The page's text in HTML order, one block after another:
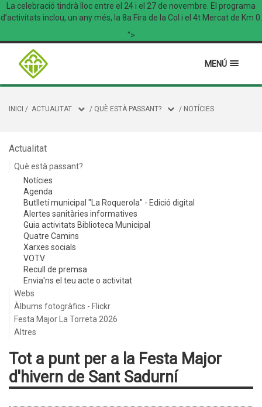
La celebració tindrà lloc entre el 24 i el 27 de novembre. El programa
d’activitats inclou, un any més, la 8a Fira de la Col i el 4t Mercat de Km 0.
">
MENÚ
INICI / ACTUALITAT / QUÈ ESTÀ PASSANT? / NOTÍCIES
Actualitat
Què està passant?
Notícies
Agenda
Butlletí municipal "La Roquerola" - Edició digital
Alertes sanitàries informatives
Guia activitats Biblioteca Municipal
Quatre Camins
Xarxes socials
VOTV
Recull de premsa
Envia'ns el teu acte o activitat
Webs
Àlbums fotogràfics - Flickr
Festa Major La Torreta 2026
Altres
Tot a punt per a la Festa Major
d'hivern de Sant Sadurní